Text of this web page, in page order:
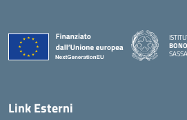
BONO
Link Esterni